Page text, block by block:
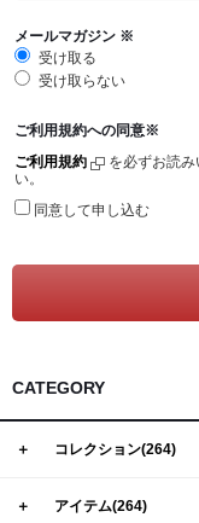
タンクトップ
クロップトップ
スウェットシャツ
ヘッドウェア
メールマガジン ※
受け取る
受け取らない
ご利用規約への同意※
ご利用規約
を必ずお読
い。
同意して申し込む
CATEGORY
＋ コレクション(264)
＋ アイテム(264)